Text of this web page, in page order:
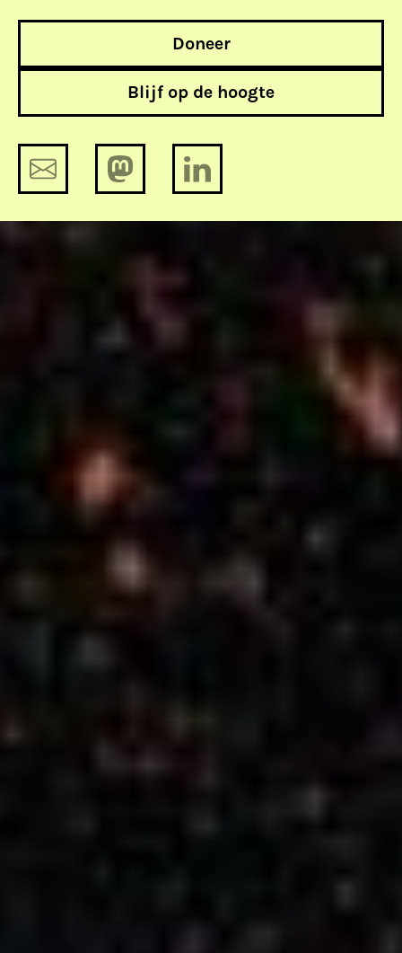
Doneer
Blijf op de hoogte
Facebooks dominantie maakt het
lastig de waarheid te bevragen
Help mee en steun
Door mijn bijdrage ondersteun ik Bits
voorschriften